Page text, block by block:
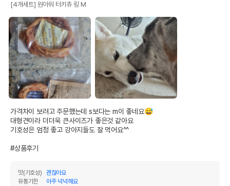
[4개세트] 원아워 터키츄 링 M
가격차이 보려고 주문했는데 s보다는 m이 좋네요😅
대형견이라 더더욱 큰사이즈가 좋은것 같아요
기호성은 엄청 좋고 강아지들도 잘 먹어요^^
#상품후기
맛(기호성)
괜찮아요
유통기한
아주 넉넉해요